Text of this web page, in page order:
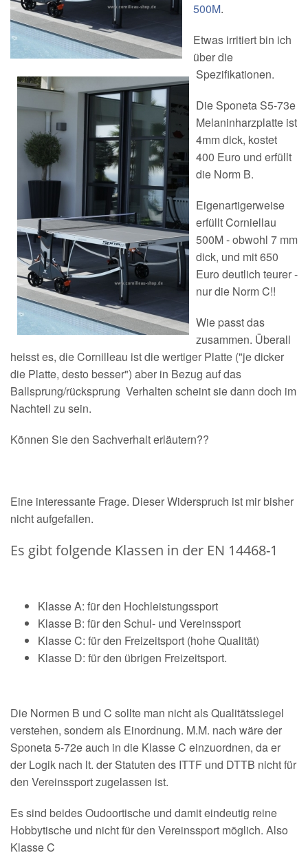
500M.
Etwas irritiert bin ich
über die
Spezifikationen.
Die Sponeta S5-73e
Melaninharzplatte ist
4mm dick, kostet
400 Euro und erfüllt
die Norm B.
Eigenartigerweise
erfüllt Corniellau
500M - obwohl 7 mm
dick, und mit 650
Euro deutlich teurer -
nur die Norm C!!
Wie passt das
zusammen. Überall
heisst es, die Cornilleau ist die wertiger Platte ("je dicker
die Platte, desto besser") aber in Bezug auf das
Ballsprung/rücksprung Verhalten scheint sie dann doch im
Nachteil zu sein.
Können Sie den Sachverhalt erläutern??
Eine interessante Frage. Dieser Widerspruch ist mir bisher
nicht aufgefallen.
Es gibt folgende Klassen in der EN 14468-1
Klasse A: für den Hochleistungssport
Klasse B: für den Schul- und Vereinssport
Klasse C: für den Freizeitsport (hohe Qualität)
Klasse D: für den übrigen Freizeitsport.
Die Normen B und C sollte man nicht als Qualitätssiegel
verstehen, sondern als Einordnung. M.M. nach wäre der
Sponeta 5-72e auch in die Klasse C einzuordnen, da er
der Logik nach lt. der Statuten des ITTF und DTTB nicht für
den Vereinssport zugelassen ist.
Es sind beides Oudoortische und damit eindeutig reine
Hobbytische und nicht für den Vereinssport möglich. Also
Klasse C